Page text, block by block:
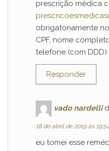
prescrição médica
obrigatoriamente
CPF, nome
telefone (com
Responder
vado nardelli
18 de abril de 2019 às
eu tomei esse